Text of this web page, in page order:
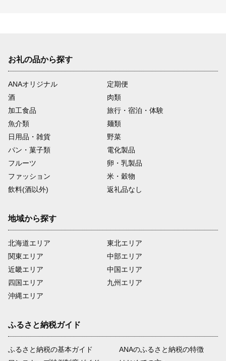
お礼の品から探す
ANAオリジナル
定期便
酒
肉類
加工食品
旅行・宿泊・体験
魚介類
麺類
日用品・雑貨
野菜
パン・菓子類
電化製品
フルーツ
卵・乳製品
ファッション
米・穀物
飲料(酒以外)
返礼品なし
地域から探す
北海道エリア
関東エリア
近畿エリア
四国エリア
沖縄エリア
東北エリア
中部エリア
中国エリア
九州エリア
ふるさと納税ガイド
ふるさと納税の基本ガイド
ANAのふるさと納税の特徴